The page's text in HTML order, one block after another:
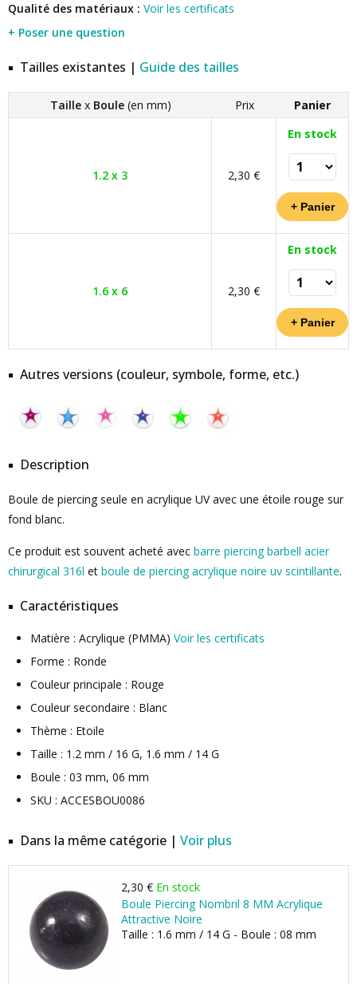
Qualité des matériaux : Voir les certificats
+ Poser une question
Tailles existantes | Guide des tailles
Taille x Boule (en mm) Prix Panier
1.2 x 3 2,30 €
En stock
1.6 x 6 2,30 €
En stock
Autres versions (couleur, symbole, forme, etc.)
Description
Boule de piercing seule en acrylique UV avec une étoile rouge sur
fond blanc.
Ce produit est souvent acheté avec barre piercing barbell acier
chirurgical 316l et boule de piercing acrylique noire uv scintillante.
Caractéristiques
Matière : Acrylique (PMMA) Voir les certificats
Forme : Ronde
Couleur principale : Rouge
Couleur secondaire : Blanc
Thème : Etoile
Taille : 1.2 mm / 16 G, 1.6 mm / 14 G
Boule : 03 mm, 06 mm
SKU : ACCESBOU0086
Dans la même catégorie | Voir plus
2,30 € En stock
Boule Piercing Nombril 8 MM Acrylique
Attractive Noire
Taille : 1.6 mm / 14 G - Boule : 08 mm